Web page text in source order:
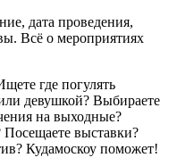
дата проведения,
Всё о мероприятиях
где погулять
девушкой? Выбираете
на выходные?
выставки?
Кудамоскоу поможет!